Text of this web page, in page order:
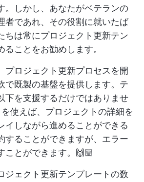
。しかし、あなたがベテランの
者であれ、その役割に就いたば
ちは常にプロジェクト更新テン
ることをお勧めします。
プロジェクト更新プロセスを開
で既製の基盤を提供します。テ
下を支援するだけではありませ
を使えば、プロジェクトの詳細を
イしながら進めることができる
することができますが、エラー
ことができます。🙌🏼
ジェクト更新テンプレートの数